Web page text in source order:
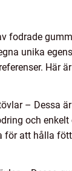
fodrade
unika
Här
– Dessa
och
för att hålla